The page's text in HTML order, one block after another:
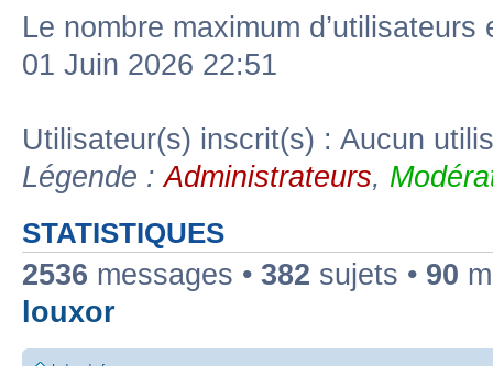
Le nombre maximum
01 Juin 2026 22:51
Utilisateur(s) inscrit(s) : Aucun
Légende :Administrateurs,
STATISTIQUES
2536 messages • 382 sujets • 90
louxor